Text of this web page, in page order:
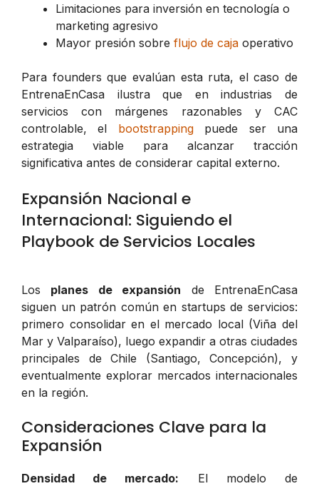
Limitaciones para inversión en tecnología o
marketing agresivo
Mayor presión sobre flujo de caja operativo
Para founders que evalúan esta ruta, el caso de
EntrenaEnCasa ilustra que en industrias de
servicios con márgenes razonables y CAC
controlable, el bootstrappingpuede ser una
estrategia viable para alcanzar tracción
significativa antes de considerar capital externo.
Expansión Nacional e
Internacional: Siguiendo el
Playbook de Servicios Locales
Los planes de expansión de EntrenaEnCasa
siguen un patrón común en startups de servicios:
primero consolidar en el mercado local (Viña del
Mar y Valparaíso), luego expandir a otras ciudades
principales de Chile (Santiago, Concepción), y
eventualmente explorar mercados internacionales
en la región.
Consideraciones Clave para la
Expansión
Densidad de mercado: El modelo de